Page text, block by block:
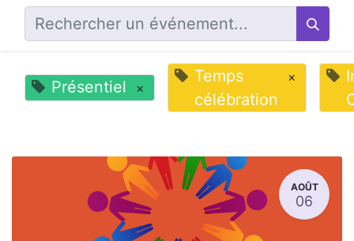
Présentiel ×
Temps
célébration
×
AOÛT
06